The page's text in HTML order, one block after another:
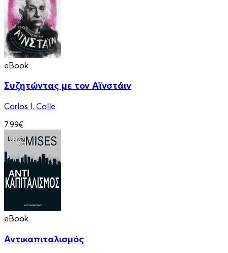
eBook
Συζητώντας με τον Αϊνστάιν
Carlos I. Calle
7.99€
eBook
Αντικαπιταλισμός